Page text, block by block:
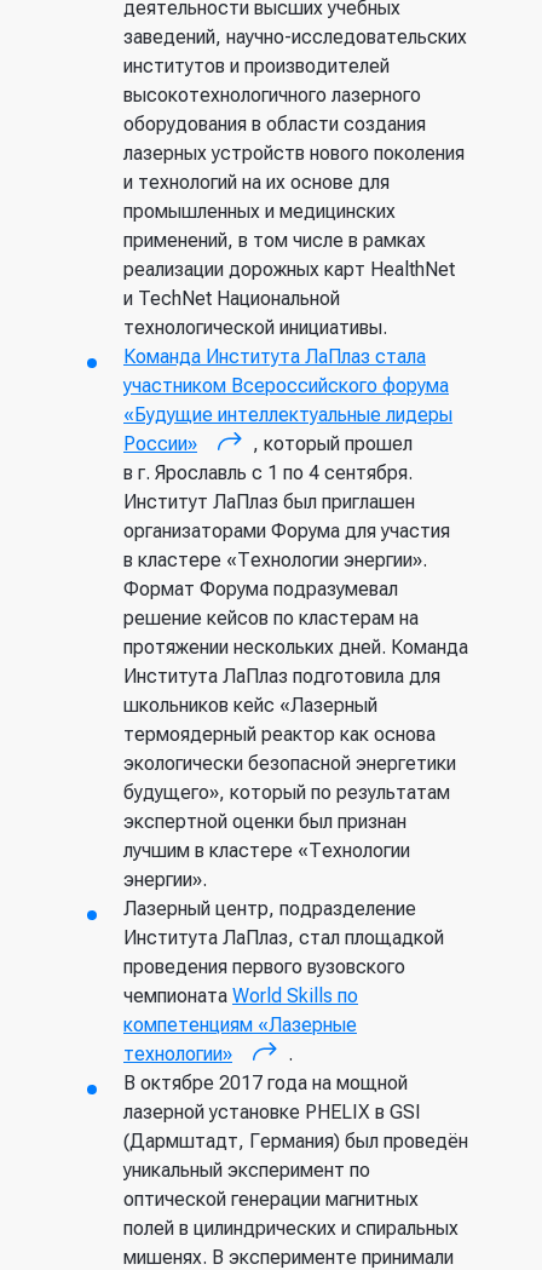
которые могут быть
использованы в мироэлектронике,
робототехнике, микробиологии, в
диагностических и вживляемых
микробиочипах и других
интегрированных
микроустройствах.
Высокопроизводительные
магнетронные напылительные
системы для прецизионного
нанесения качественных
покрытий. Комбинированные
технологии сильноточного
импульсного магнетронного
распыления и магнетронного
разряда с горячим катодом
позволят осаждать плотные
покрытия металлов и их
соединений с ранее
недоступными скоростями в
десятки мкм/мин, для применений
в областях микроэлектроники,
машиностроения, медицины.
Плазменно-пучковые генераторы
нового типа для мягкого
травления и модифицирования
гетеро и наноструктур.
Возможность точного
регулирования средней энергии
потока ионов, воздействующих на
обрабатываемую поверхность, в
диапазоне 10–100 эВ обеспечит
обработку поверхности
(травление или осаждение пленок)
с минимальной плотностью
радиационных дефектов.
Плазменно-пучковые генераторы
обеспечивают высокую
анизотропию потока ионов и
процесса травления,
превосходящие возможности
современных промышленных
технологий на базе ВЧ и СВЧ
разрядов.
12.04.03
оптоинформатика
12.04.05
Лазерная техника и
лазерные технологии
16.04.02
Высокотехнологические
плазменные и
энергетические
установки
Аспирантура
03.06.01 Физика и астрономия
16.06.01
Физико-технические
науки и технологии
Москва, Россия
РОСТЕХ
Гос. корпорация
высокотехнологичной
промышленной продукции, Россия
Установка для исследования
антипротонов и ионов
(международная
коллаборация)
Юлих, Германия
Российский федеральный
ядерный центр
Всероссийский НИИ
экспериментальной физики
Саров, Россия
PILKINGTON
Латом, Великобритания
The National Metrology Institute
of Germany (PTB)
Берлин, Германия
Институт прикладной физики
Российской академии найк
(ИПФ РФН)
Нижний Новгород, Россия
Исследовательская
организация по ускорителям
высоких энергий (KEK)
Япония
деятельности высших учебных
заведений, научно-исследовательских
институтов и производителей
высокотехнологичного лазерного
оборудования в области создания
лазерных устройств нового поколения
и технологий на их основе для
промышленных и медицинских
применений, в том числе в рамках
реализации дорожных карт HealthNet
и TechNet Национальной
технологической инициативы.
Команда Института ЛаПлаз стала
участником Всероссийского форума
«Будущие интеллектуальные лидеры
России»
(внешняя ссылка)
, который прошел
в г. Ярославль с 1 по 4 сентября.
Институт ЛаПлаз был приглашен
организаторами Форума для участия
в кластере «Технологии энергии».
Формат Форума подразумевал
решение кейсов по кластерам на
протяжении нескольких дней. Команда
Института ЛаПлаз подготовила для
школьников кейс «Лазерный
термоядерный реактор как основа
экологически безопасной энергетики
будущего», который по результатам
экспертной оценки был признан
лучшим в кластере «Технологии
энергии».
Лазерный центр, подразделение
Института ЛаПлаз, стал площадкой
проведения первого вузовского
чемпионата World Skills по
компетенциям «Лазерные
технологии»
(внешняя ссылка)
.
В октябре 2017 года на мощной
лазерной установке PHELIX в GSI
(Дармштадт, Германия) был проведён
уникальный эксперимент по
оптической генерации магнитных
полей в цилиндрических и спиральных
мишенях. В эксперименте принимали